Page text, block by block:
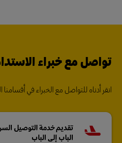
تواصل مع خبراء
انقر أدناه للتواصل مع الخبراء في أقسامنا
تقديم خدمة التوصيل
الباب إلى الباب